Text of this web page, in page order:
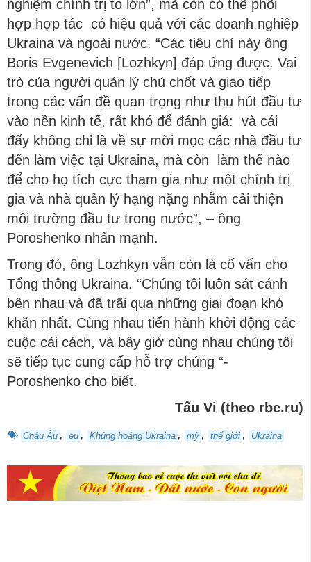
nghiệm chính trị to lớn”, mà còn có thể phối
hợp hợp tác có hiệu quả với các doanh nghiệp
Ukraina và ngoài nước. “Các tiêu chí này ông
Boris Evgenevich [Lozhkyn] đáp ứng được. Vai
trò của người quản lý chủ chốt và giao tiếp
trong các vấn đề quan trọng như thu hút đầu tư
vào nền kinh tế, rất khó để đánh giá: và cái
đấy không chỉ là về sự mời mọc các nhà đầu tư
đến làm việc tại Ukraina, mà còn làm thế nào
để cho họ tích cực tham gia như một chính trị
gia và nhà quản lý hạng nặng nhằm cải thiện
môi trường đầu tư trong nước”, – ông
Poroshenko nhấn mạnh.
Trong đó, ông Lozhkyn vẫn còn là cố vấn cho
Tổng thống Ukraina. “Chúng tôi luôn sát cánh
bên nhau và đã trãi qua những giai đoạn khó
khăn nhất. Cùng nhau tiến hành khởi động các
cuộc cải cách, và bây giờ cùng nhau chúng tôi
sẽ tiếp tục cung cấp hỗ trợ chúng “-
Poroshenko cho biết.
Tẩu Vi (theo rbc.ru)
Châu Âu , eu , Khủng hoảng Ukraina , mỹ , thế giới , Ukraina